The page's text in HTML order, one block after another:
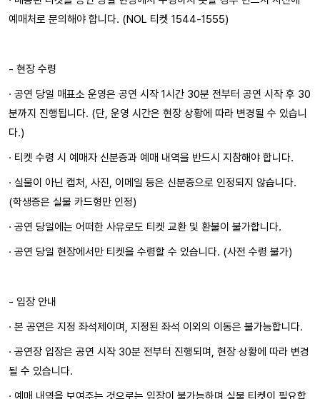
예매처로 문의해야 합니다. (NOL 티켓 1544-1555)
- 현장 수령
· 공연 당일 매표소 운영은 공연 시작 1시간 30분 전부터 공연 시작 후 30
분까지 진행됩니다. (단, 운영 시간은 현장 상황에 따라 변경될 수 있습니
다.)
· 티켓 수령 시 예매자 신분증과 예매 내역을 반드시 지참해야 합니다.
· 실물이 아닌 캡처, 사진, 이메일 등은 신분증으로 인정되지 않습니다.
(학생증은 실물 카드형만 인정)
· 공연 당일에는 어떠한 사유로도 티켓 교환 및 환불이 불가합니다.
· 공연 당일 현장에서만 티켓을 수령할 수 있습니다. (사전 수령 불가)
- 입장 안내
· 본 공연은 지정 좌석제이며, 지정된 좌석 이외의 이동은 불가능합니다.
· 공연장 입장은 공연 시작 30분 전부터 진행되며, 현장 상황에 따라 변경
될 수 있습니다.
· 예매 내역을 보여주는 것으로는 입장이 불가능하며 실물 티켓이 필요합